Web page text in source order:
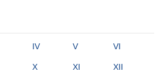
IV V VI
X XI XII